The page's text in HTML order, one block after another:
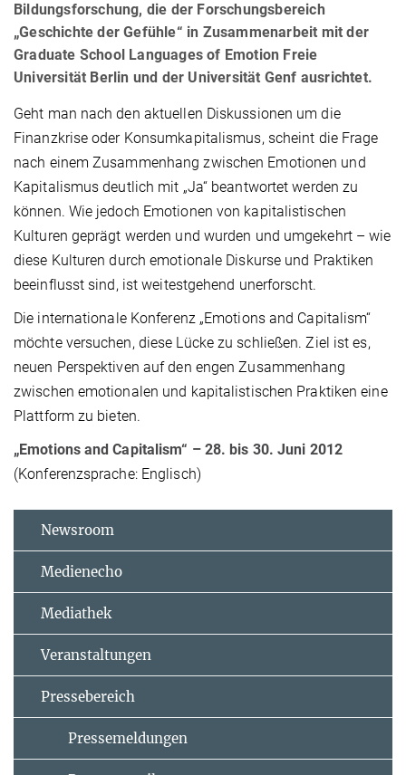
Bildungsforschung, die der Forschungsbereich
„Geschichte der Gefühle“ in Zusammenarbeit mit der
Graduate School Languages of Emotion Freie
Universität Berlin und der Universität Genf ausrichtet.
Geht man nach den aktuellen Diskussionen um die
Finanzkrise oder Konsumkapitalismus, scheint die Frage
nach einem Zusammenhang zwischen Emotionen und
Kapitalismus deutlich mit „Ja“ beantwortet werden zu
können. Wie jedoch Emotionen von kapitalistischen
Kulturen geprägt werden und wurden und umgekehrt – wie
diese Kulturen durch emotionale Diskurse und Praktiken
beeinflusst sind, ist weitestgehend unerforscht.
Die internationale Konferenz „Emotions and Capitalism“
möchte versuchen, diese Lücke zu schließen. Ziel ist es,
neuen Perspektiven auf den engen Zusammenhang
zwischen emotionalen und kapitalistischen Praktiken eine
Plattform zu bieten.
„Emotions and Capitalism“ – 28. bis 30. Juni 2012
(Konferenzsprache: Englisch)
Newsroom
Medienecho
Mediathek
Veranstaltungen
Pressebereich
Pressemeldungen